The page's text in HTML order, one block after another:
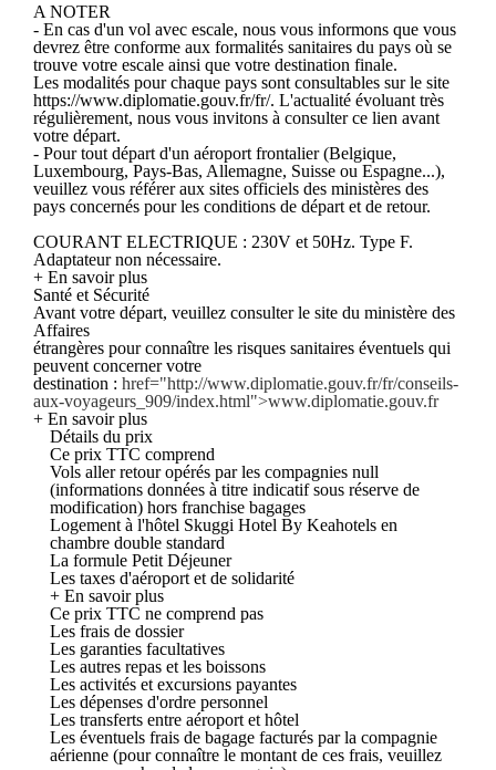
A NOTER
- En cas d'un vol avec escale, nous vous informons que vous
devrez être conforme aux formalités sanitaires du pays où se
trouve votre escale ainsi que votre destination finale.
Les modalités pour chaque pays sont consultables sur le site
https://www.diplomatie.gouv.fr/fr/. L'actualité évoluant très
régulièrement, nous vous invitons à consulter ce lien avant
votre départ.
- Pour tout départ d'un aéroport frontalier (Belgique,
Luxembourg, Pays-Bas, Allemagne, Suisse ou Espagne...),
veuillez vous référer aux sites officiels des ministères des
pays concernés pour les conditions de départ et de retour.
COURANT ELECTRIQUE : 230V et 50Hz. Type F.
Adaptateur non nécessaire.
+ En savoir plus
Santé et Sécurité
Avant votre départ, veuillez consulter le site du ministère des
Affaires
étrangères pour connaître les risques sanitaires éventuels qui
peuvent concerner votre
destination : href="http://www.diplomatie.gouv.fr/fr/conseils-
aux-voyageurs_909/index.html">www.diplomatie.gouv.fr
+ En savoir plus
Détails du prix
Ce prix TTC comprend
Vols aller retour opérés par les compagnies null
(informations données à titre indicatif sous réserve de
modification) hors franchise bagages
Logement à l'hôtel Skuggi Hotel By Keahotels en
chambre double standard
La formule Petit Déjeuner
Les taxes d'aéroport et de solidarité
+ En savoir plus
Ce prix TTC ne comprend pas
Les frais de dossier
Les garanties facultatives
Les autres repas et les boissons
Les activités et excursions payantes
Les dépenses d'ordre personnel
Les transferts entre aéroport et hôtel
Les éventuels frais de bagage facturés par la compagnie
aérienne (pour connaître le montant de ces frais, veuillez